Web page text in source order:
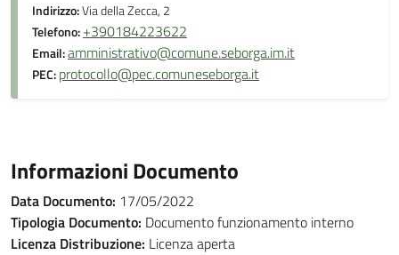
Indirizzo:Via della Zecca, 2
Telefono:+390184223622
Email:amministrativo@comune.seborga.im.it
PEC:protocollo@pec.comuneseborga.it
Informazioni Documento
Data Documento: 17/05/2022
Tipologia Documento: Documento funzionamento interno
Licenza Distribuzione: Licenza aperta